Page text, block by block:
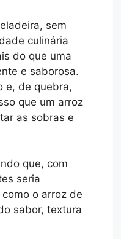
sem
culinária
do que uma
e saborosa.
e, de quebra,
que um arroz
as sobras e
que, com
seria
o arroz de
sabor, textura